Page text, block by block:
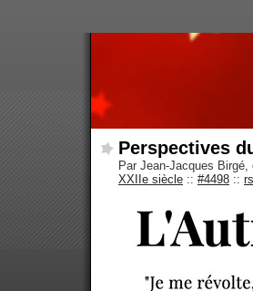
Perspectives
Par Jean-Jacques
XXIIe siècle :: #4498 ::